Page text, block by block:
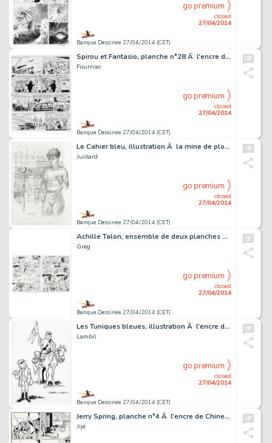
Banque Dessinée 27/04/2014 (CET)
closed
27/04/2014
go premium
Spirou et Fantasio, planche n°28 Ã l'encre de Ch…
Fournier
Banque Dessinée 27/04/2014 (CET)
closed
27/04/2014
go premium
Le Cahier bleu, illustration Ã la mine de plomb r…
Juillard
Banque Dessinée 27/04/2014 (CET)
closed
27/04/2014
go premium
Achille Talon, ensemble de deux planches n°28 et …
Greg
Banque Dessinée 27/04/2014 (CET)
closed
27/04/2014
go premium
Les Tuniques bleues, illustration Ã l'encre de Ch…
Lambil
Banque Dessinée 27/04/2014 (CET)
closed
27/04/2014
go premium
Jerry Spring, planche n°4 Ã l'encre de Chine de …
Jijé